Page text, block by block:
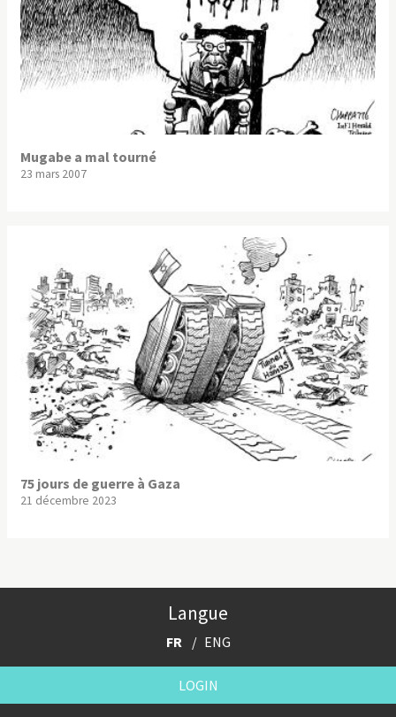
Mugabe a mal tourné
23 mars 2007
75 jours de guerre à Gaza
21 décembre 2023
Langue
FR ENG
LOGIN